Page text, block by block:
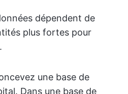
dépendent de
plus fortes pour
une base de
Dans une base de